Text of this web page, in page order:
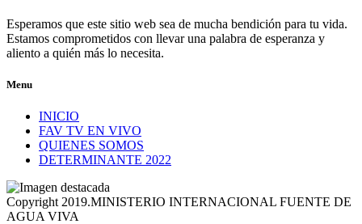
Esperamos que este sitio web sea de mucha bendición para tu vida.
Estamos comprometidos con llevar una palabra de esperanza y
aliento a quién más lo necesita.
Menu
INICIO
FAV TV EN VIVO
QUIENES SOMOS
DETERMINANTE 2022
Copyright 2019.MINISTERIO INTERNACIONAL FUENTE DE
AGUA VIVA